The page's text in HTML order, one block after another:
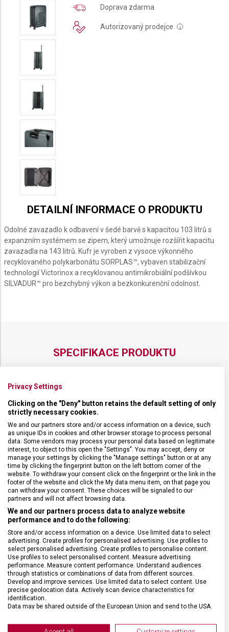
Doprava zdarma
Autorizovaný prodejce i
DETAILNÍ INFORMACE O PRODUKTU
Odolné zavazadlo k odbavení v šedé barvě s kapacitou 103 litrů s
expanzním systémem se zipem, který umožnuje rozšířit kapacitu
zavazadla na 143 litrů. Kufr je vyroben z vysoce výkonného
recyklovaného polykarbonátu SORPLAS™, vybaven stabilizační
technologií Victorinox a recyklovanou antimikrobiální podšívkou
SILVADUR™ pro bezchybný výkon a bezkonkurenční odolnost.
SPECIFIKACE PRODUKTU
NADROZMĚRNÁ ZAVAZADLA Nadrozměrná zavazadla
DRUH ZBOŽÍ Cestovní vybavení
ZÁRUKA 1 + 10 let
HMOTNOST 6 800 g
TYP ZAVAZADLA K odbavení
VELIKOST 75 x 51 x 32 cm
MATERIÁL Polykarbonát
BARVA
DOPLŇKOVÁ BARVA
Privacy Settings
Clicking on the "Deny" button retains the default setting of only
strictly necessary cookies.
We and our partners store and/or access information on a device, such
as unique IDs in cookies and other browser storage to process personal
data. Some vendors may process your personal data based on legitimate
interest, to object to this open the "Settings". You may accept, deny or
manage your settings by clicking the "Manage settings" button or at any
time by clicking the fingerprint button on the left bottom corner of the
website. To withdraw your consent click on the fingerprint or the link in the
footer of the website and click the My data menu item, on that page you
can withdraw your consent. These choices will be signaled to our
partners and will not affect browsing data.
We and our partners process data to analyze website
performance and to do the following:
Store and/or access information on a device. Use limited data to select
advertising. Create profiles for personalised advertising. Use profiles to
select personalised advertising. Create profiles to personalise content.
Use profiles to select personalised content. Measure advertising
performance. Measure content performance. Understand audiences
through statistics or combinations of data from different sources.
Develop and improve services. Use limited data to select content. Use
precise geolocation data. Actively scan device characteristics for
identification.
Data may be shared outside of the European Union and send to the USA.